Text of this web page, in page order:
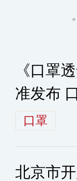
《口罩
准发布
口罩
北京市